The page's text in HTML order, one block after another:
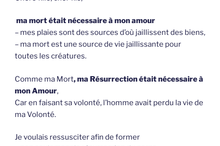
ma mort était nécessaire à mon amour
– mes plaies sont des sources d’où jaillissent des biens,
– ma mort est une source de vie jaillissante pour
toutes les créatures.
Comme ma Mort, ma Résurrection était nécessaire à
mon Amour,
Car en faisant sa volonté, l’homme avait perdu la vie de
ma Volonté.
Je voulais ressusciter afin de former